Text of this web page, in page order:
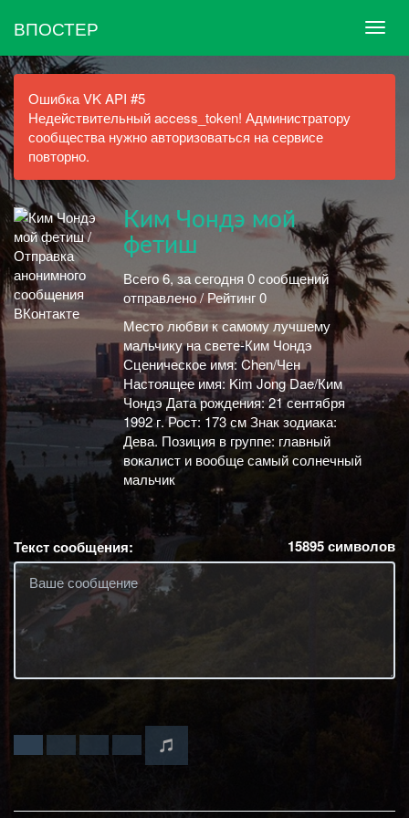
ВПОСТЕР
Ошибка VK API #5
Недействительный access_token! Администратору
сообщества нужно авторизоваться на сервисе
повторно.
Ким Чондэ мой
фетиш
Всего 6, за сегодня 0 сообщений
отправлено / Рейтинг 0
Место любви к самому лучшему
мальчику на свете-Ким Чондэ
Сценическое имя: Chen/Чен
Настоящее имя: Kim Jong Dae/Ким
Чондэ Дата рождения: 21 сентября
1992 г. Рост: 173 см Знак зодиака:
Дева. Позиция в группе: главный
вокалист и вообще самый солнечный
мальчик
Текст сообщения: 15895символов